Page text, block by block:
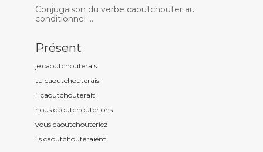
Conjugaison du verbe caoutchouter au
conditionnel ...
Présent
je caoutchouterais
tu caoutchouterais
il caoutchouterait
nous caoutchouterions
vous caoutchouteriez
ils caoutchouteraient